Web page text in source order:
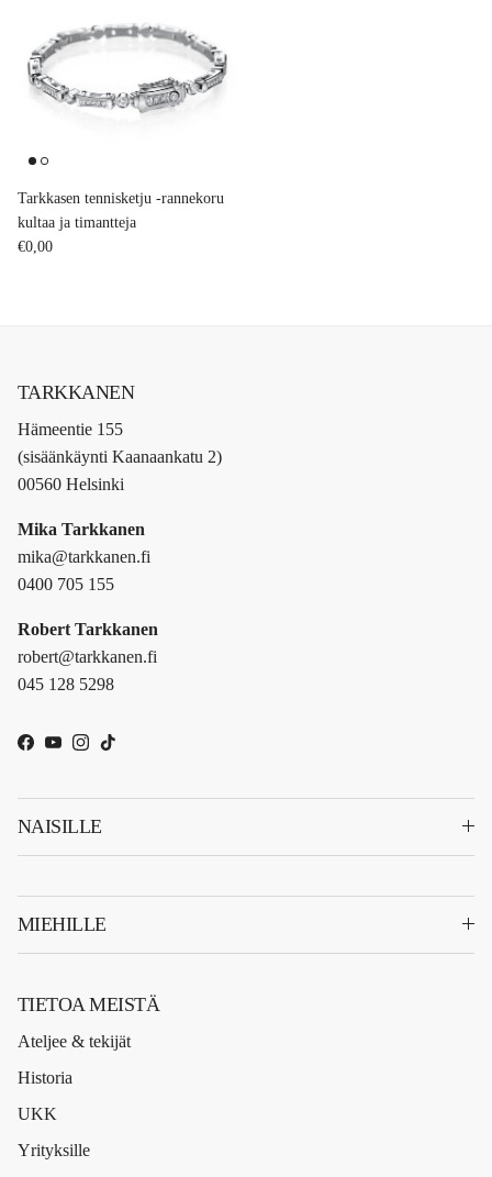
Tarkkasen tennisketju -rannekoru
kultaa ja timantteja
Normaalihinta
€0,00
TARKKANEN
Hämeentie 155
(sisäänkäynti Kaanaankatu 2)
00560 Helsinki
Mika Tarkkanen
mika@tarkkanen.fi
0400 705 155
Robert Tarkkanen
robert@tarkkanen.fi
045 128 5298
Facebook
YouTube
Instagram
TikTok
NAISILLE
MIEHILLE
TIETOA MEISTÄ
Ateljee & tekijät
Historia
UKK
Yrityksille